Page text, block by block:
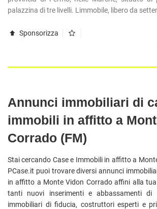
ATTICI
LOFT
STANZE
RUSTICI E
UFFICI
COMMERCIALI
PIANO
VICINO
ALLA
SCHIERA
palazzina di tre livelli. Limmobile, libero da
Sponsorizza
Annunci immobiliari di
immobili in affitto a
Corrado (FM)
Stai cercando Case e Immobili in affitto a
PCase.it puoi trovare diversi annunci
in affitto a Monte Vidon Corrado affini alla
tanti nuovi inserimenti e abbassamenti di
immobiliari di fiducia, costruttori esperti e